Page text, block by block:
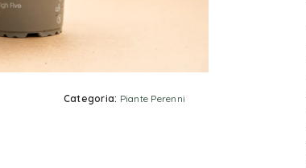
Categoria: Piante Perenni